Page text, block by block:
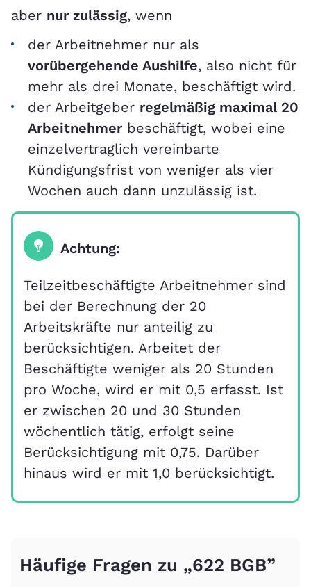
aber nur zulässig, wenn
der Arbeitnehmer nur als
vorübergehende Aushilfe, also nicht für
mehr als drei Monate, beschäftigt wird.
der Arbeitgeber regelmäßig maximal 20
Arbeitnehmerbeschäftigt, wobei eine
einzelvertraglich vereinbarte
Kündigungsfrist von weniger als vier
Wochen auch dann unzulässig ist.
Achtung:
Teilzeitbeschäftigte Arbeitnehmer sind
bei der Berechnung der 20
Arbeitskräfte nur anteilig zu
berücksichtigen. Arbeitet der
Beschäftigte weniger als 20 Stunden
pro Woche, wird er mit 0,5 erfasst. Ist
er zwischen 20 und 30 Stunden
wöchentlich tätig, erfolgt seine
Berücksichtigung mit 0,75. Darüber
hinaus wird er mit 1,0 berücksichtigt.
Häufige Fragen zu „622 BGB”